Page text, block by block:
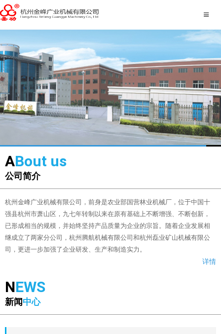
ABout us
公司简介
杭州金峰广业机械有限公司，前身是农业部国营林业机械厂，位于中国十
强县杭州市萧山区，九七年转制以来在原有基础上不断增强、不断创新，
已形成相当的规模，并始终坚持产品质量为企业的宗旨。随着企业发展相
继成立了两家分公司，杭州腾航机械有限公司和杭州磊业矿山机械有限公
司，更进一步加强了企业研发、生产和制造实力。
详情
NEWS
新闻中心